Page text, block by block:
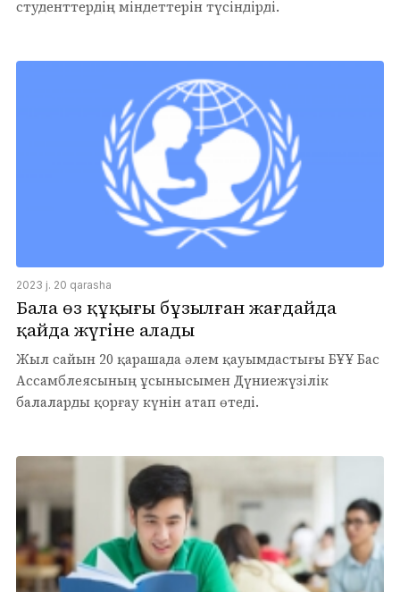
студенттердің міндеттерін түсіндірді.
2023 j. 20 qarasha
Бала өз құқығы бұзылған жағдайда
қайда жүгіне алады
Жыл сайын 20 қарашада әлем қауымдастығы БҰҰ Бас
Ассамблеясының ұсынысымен Дүниежүзілік
балаларды қорғау күнін атап өтеді.